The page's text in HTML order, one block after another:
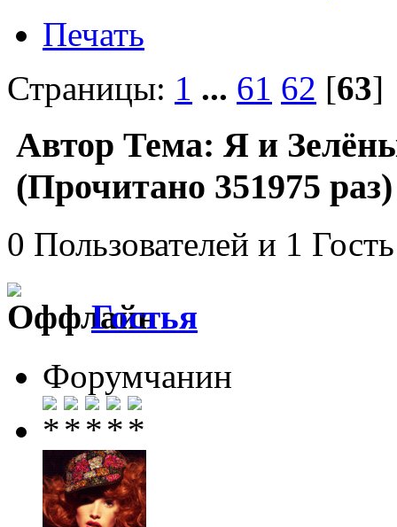
Печать
Страницы: 1 ... 61 62 [63
Автор Тема: Я и
(Прочитано 351975 раз)
0 Пользователей и 1
Гостья
Форумчанин